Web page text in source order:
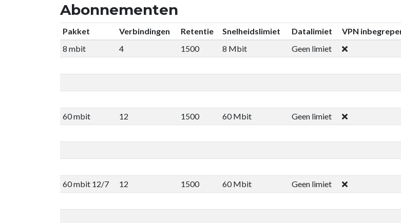
Abonnementen
Pakket Verbindingen Retentie Snelheidslimiet Datalimiet VPN
8 mbit
4 1500 8 Mbit Geen limiet
60 mbit
12 1500 60 Mbit Geen limiet
60 mbit 12/7
12 1500 60 Mbit Geen limiet